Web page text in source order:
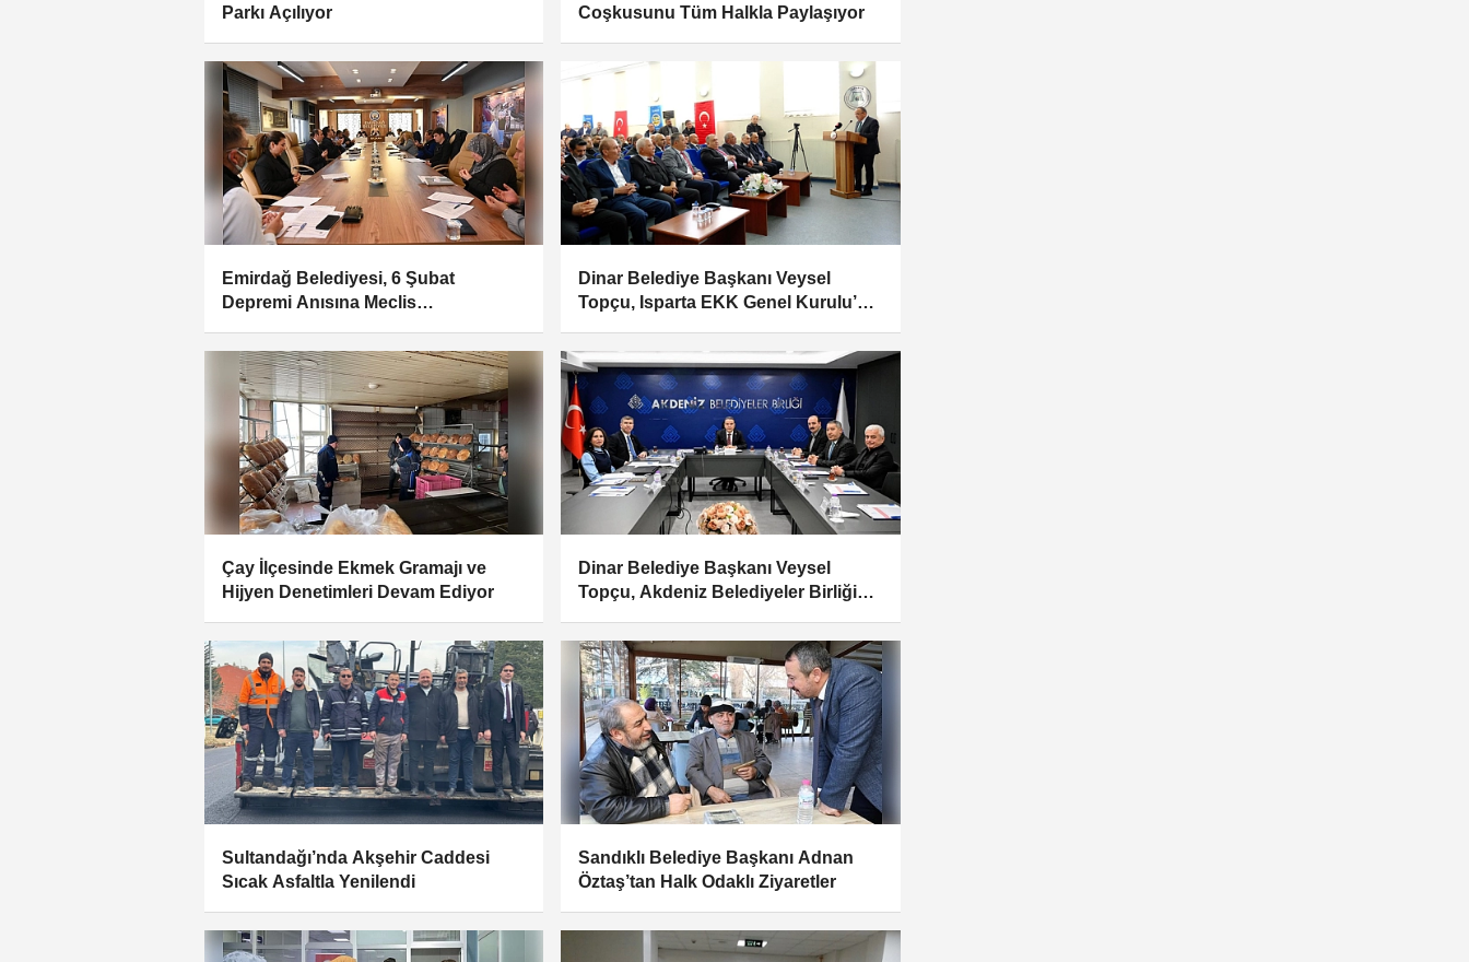
Parkı Açılıyor
Coşkusunu Tüm Halkla Paylaşıyor
Emirdağ Belediyesi, 6 Şubat
Depremi Anısına Meclis
Dinar Belediye Başkanı Veysel
Topçu, Isparta EKK Genel Kurulu’na
Çay İlçesinde Ekmek Gramajı ve
Hijyen Denetimleri Devam Ediyor
Dinar Belediye Başkanı Veysel
Topçu, Akdeniz Belediyeler Birliği
Sultandağı’nda Akşehir Caddesi
Sıcak Asfaltla Yenilendi
Sandıklı Belediye Başkanı Adnan
Öztaş’tan Halk Odaklı Ziyaretler